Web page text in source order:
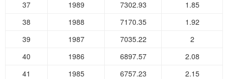
37
1989 7302.93
1.85
38
1988 7170.35
1.92
39
1987 7035.22
2
40
1986 6897.57
2.08
41
1985 6757.23
2.15